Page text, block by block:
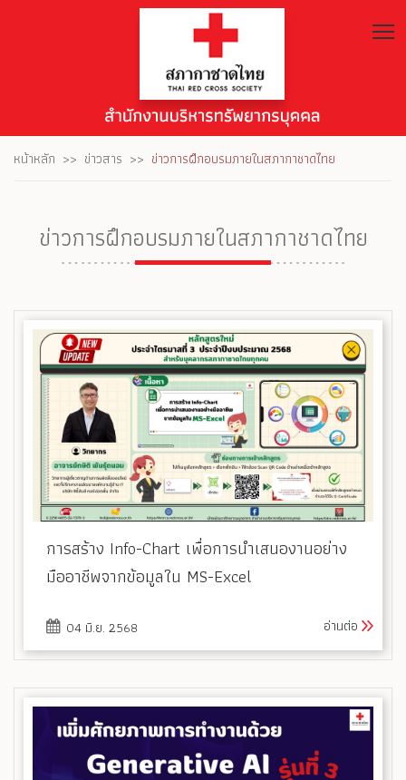
หน้าหลัก ข่าวสาร ข่าวการฝึกอบรมภายในสภากาชาดไทย
ข่าวการฝึกอบรมภายในสภากาชาดไทย
การสร้าง Info-Chart เพื่อการนำเสนองานอย่าง
มืออาชีพจากข้อมูลใน MS-Excel
04 มิ.ย. 2568 อ่านต่อ